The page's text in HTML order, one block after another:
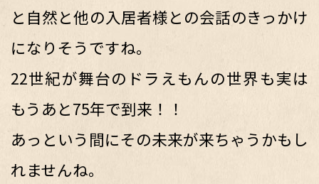
と自然と他の入居者様との会話のきっかけ
になりそうですね。
22世紀が舞台のドラえもんの世界も実は
もうあと75年で到来！！
あっという間にその未来が来ちゃうかもし
れませんね。